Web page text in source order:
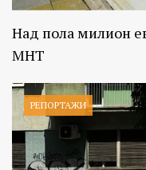
Над пола милион
МНТ
РЕПОРТАЖИ